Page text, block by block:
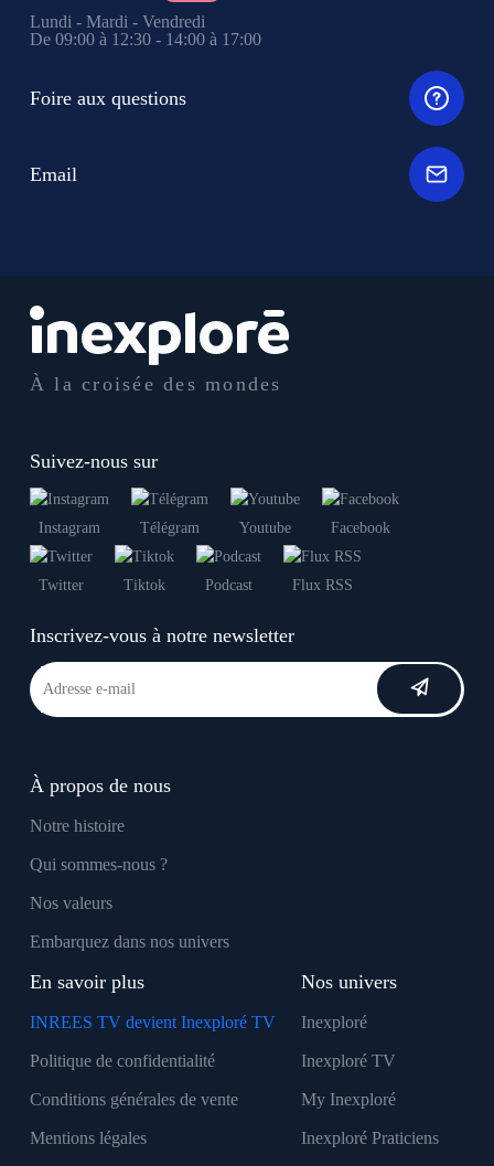
À la croisée des mondes
Suivez-nous sur
Instagram Télégram Youtube Facebook
Twitter Tiktok Podcast Flux RSS
Inscrivez-vous à notre newsletter
À propos de nous
Notre histoire
Qui sommes-nous ?
Nos valeurs
Embarquez dans nos univers
En savoir plus
INREES TV devient Inexploré TV
Politique de confidentialité
Conditions générales de vente
Mentions légales
Nos univers
Inexploré
Inexploré TV
My Inexploré
Inexploré Praticiens
Lundi - Mardi - Vendredi
De 09:00 à 12:30 - 14:00 à 17:00
Foire aux questions
Email